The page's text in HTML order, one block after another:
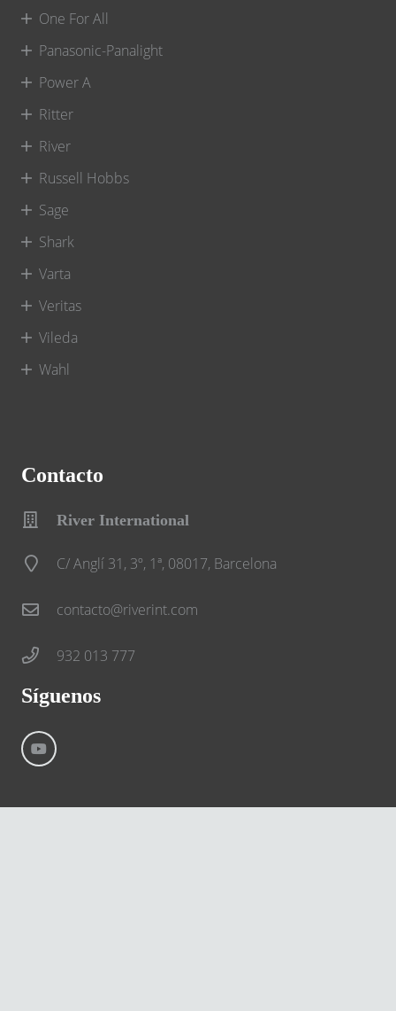
One For All
Panasonic-Panalight
Power A
Ritter
River
Russell Hobbs
Sage
Shark
Varta
Veritas
Vileda
Wahl
Contacto
River International
C/ Anglí 31, 3º, 1ª, 08017, Barcelona
contacto@riverint.com
932 013 777
Síguenos